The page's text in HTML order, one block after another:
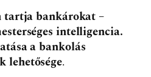
tartja bankárokat –
intelligencia.
a bankolás
lehetősége.